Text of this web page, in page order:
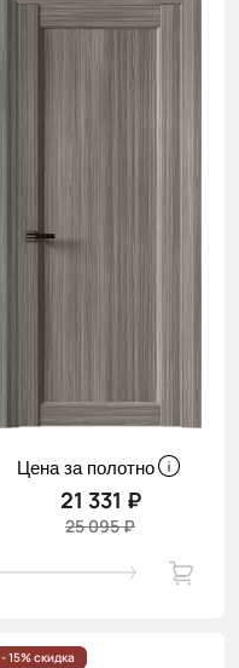
Цена за полотно
21 331 ₽
25 095 ₽
- 15% скидка